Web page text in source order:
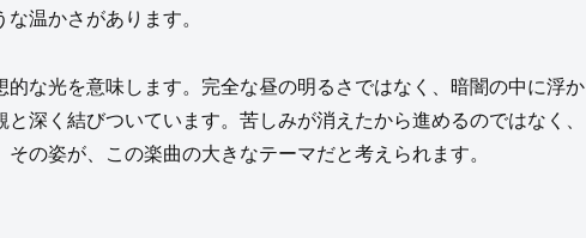
温かさがあります。
な光を意味します。完全な昼の明るさではなく、暗闇の中に浮か
深く結びついています。苦しみが消えたから進めるのではなく、
の姿が、この楽曲の大きなテーマだと考えられます。